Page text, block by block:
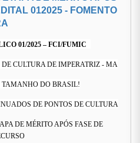
012025 - FOMENTO
01/2025 – FCI/FUMIC
CULTURA DE IMPERATRIZ - MA
TAMANHO DO BRASIL!
DE PONTOS DE CULTURA
DE MÉRITO APÓS FASE DE